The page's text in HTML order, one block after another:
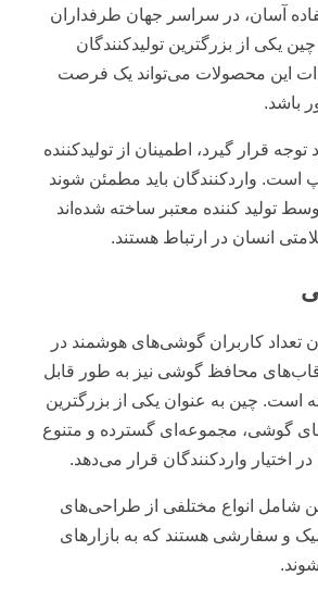
آسان، در سراسر جهان طرفداران
چین یکی از بزرگترین تولیدکنندگان
این محصولات می‌تواند یک فرصت
باشد.
توجه قرار گیرد، اطمینان از تولیدکننده‌
است. واردکنندگان باید مطمئن شوند
تولید کننده معتبر ساخته شده‌اند
انسان در ارتباط هستند.
تعداد کاربران گوشی‌های هوشمند در
قاب‌های محافظ گوشی نیز به طور قابل
است. چین به عنوان یکی از بزرگترین
گوشی، مجموعه‌ای گسترده و متنوع
اختیار واردکنندگان قرار می‌دهد.
شامل انواع مختلفی از طراحی‌های
و سفارشی هستند که به بازارهای